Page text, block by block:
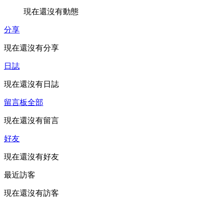
現在還沒有動態
分享
現在還沒有分享
日誌
現在還沒有日誌
留言板全部
現在還沒有留言
好友
現在還沒有好友
最近訪客
現在還沒有訪客